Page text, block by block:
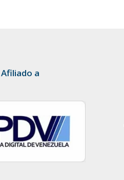
Afiliado a